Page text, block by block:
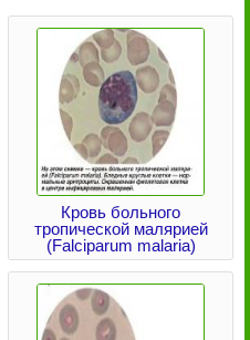
Кровь больного
тропической малярией
(Falciparum malaria)